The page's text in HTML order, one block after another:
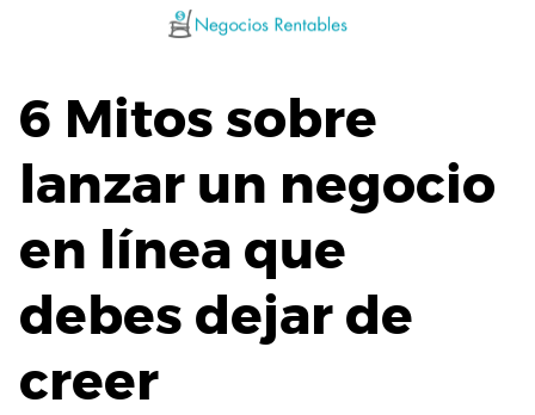
6 Mitos sobre
lanzar un negocio
en línea que
debes dejar de
creer